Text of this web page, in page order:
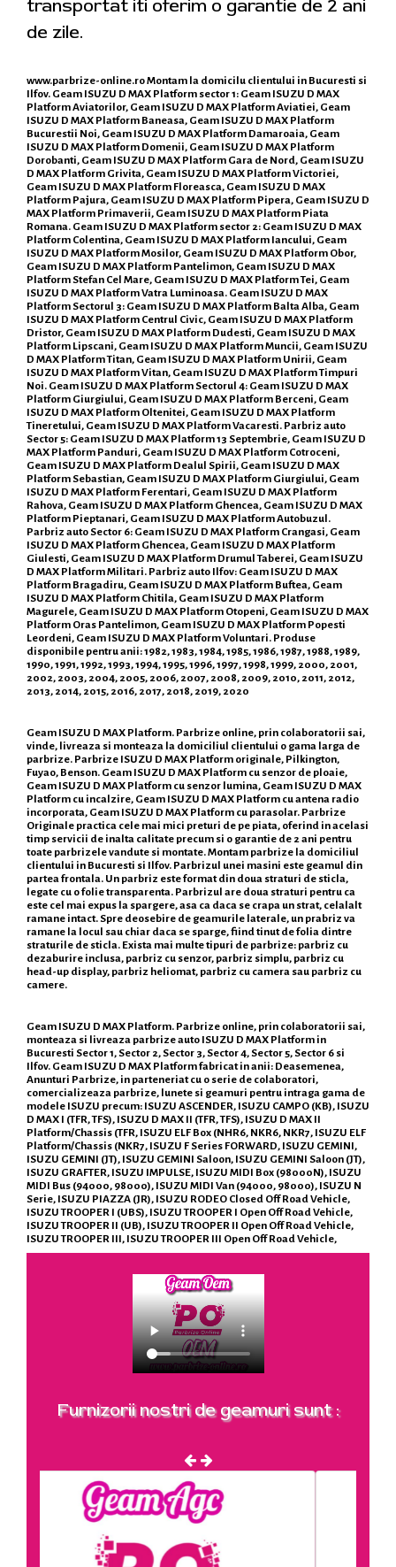
transportat iti oferim o garantie de 2 ani
de zile.
www.parbrize-online.roMontam la domicilu clientului in Bucuresti si
Ilfov. Geam ISUZU D MAX Platform sector 1: Geam ISUZU D MAX
Platform Aviatorilor, Geam ISUZU D MAX Platform Aviatiei, Geam
ISUZU D MAX Platform Baneasa, Geam ISUZU D MAX Platform
Bucurestii Noi, Geam ISUZU D MAX Platform Damaroaia, Geam
ISUZU D MAX Platform Domenii, Geam ISUZU D MAX Platform
Dorobanti, Geam ISUZU D MAX Platform Gara de Nord, Geam ISUZU
D MAX Platform Grivita, Geam ISUZU D MAX Platform Victoriei,
Geam ISUZU D MAX Platform Floreasca, Geam ISUZU D MAX
Platform Pajura, Geam ISUZU D MAX Platform Pipera, Geam ISUZU D
MAX Platform Primaverii, Geam ISUZU D MAX Platform Piata
Romana. Geam ISUZU D MAX Platform sector 2: Geam ISUZU D MAX
Platform Colentina, Geam ISUZU D MAX Platform Iancului, Geam
ISUZU D MAX Platform Mosilor, Geam ISUZU D MAX Platform Obor,
Geam ISUZU D MAX Platform Pantelimon, Geam ISUZU D MAX
Platform Stefan Cel Mare, Geam ISUZU D MAX Platform Tei, Geam
ISUZU D MAX Platform Vatra Luminoasa. Geam ISUZU D MAX
Platform Sectorul 3: Geam ISUZU D MAX Platform Balta Alba, Geam
ISUZU D MAX Platform Centrul Civic, Geam ISUZU D MAX Platform
Dristor, Geam ISUZU D MAX Platform Dudesti, Geam ISUZU D MAX
Platform Lipscani, Geam ISUZU D MAX Platform Muncii, Geam ISUZU
D MAX Platform Titan, Geam ISUZU D MAX Platform Unirii, Geam
ISUZU D MAX Platform Vitan, Geam ISUZU D MAX Platform Timpuri
Noi. Geam ISUZU D MAX Platform Sectorul 4: Geam ISUZU D MAX
Platform Giurgiului, Geam ISUZU D MAX Platform Berceni, Geam
ISUZU D MAX Platform Oltenitei, Geam ISUZU D MAX Platform
Tineretului, Geam ISUZU D MAX Platform Vacaresti. Parbriz auto
Sector 5: Geam ISUZU D MAX Platform 13 Septembrie, Geam ISUZU D
MAX Platform Panduri, Geam ISUZU D MAX Platform Cotroceni,
Geam ISUZU D MAX Platform Dealul Spirii, Geam ISUZU D MAX
Platform Sebastian, Geam ISUZU D MAX Platform Giurgiului, Geam
ISUZU D MAX Platform Ferentari, Geam ISUZU D MAX Platform
Rahova, Geam ISUZU D MAX Platform Ghencea, Geam ISUZU D MAX
Platform Pieptanari, Geam ISUZU D MAX Platform Autobuzul.
Parbriz auto Sector 6: Geam ISUZU D MAX Platform Crangasi, Geam
ISUZU D MAX Platform Ghencea, Geam ISUZU D MAX Platform
Giulesti, Geam ISUZU D MAX Platform Drumul Taberei, Geam ISUZU
D MAX Platform Militari. Parbriz auto Ilfov: Geam ISUZU D MAX
Platform Bragadiru, Geam ISUZU D MAX Platform Buftea, Geam
ISUZU D MAX Platform Chitila, Geam ISUZU D MAX Platform
Magurele, Geam ISUZU D MAX Platform Otopeni, Geam ISUZU D MAX
Platform Oras Pantelimon, Geam ISUZU D MAX Platform Popesti
Leordeni, Geam ISUZU D MAX Platform Voluntari. Produse
disponibile pentru anii: 1982, 1983, 1984, 1985, 1986, 1987, 1988, 1989,
1990, 1991, 1992, 1993, 1994, 1995, 1996, 1997, 1998, 1999, 2000, 2001,
2002, 2003, 2004, 2005, 2006, 2007, 2008, 2009, 2010, 2011, 2012,
2013, 2014, 2015, 2016, 2017, 2018, 2019, 2020
Geam ISUZU D MAX Platform. Parbrize online, prin colaboratorii sai,
vinde, livreaza si monteaza la domiciliul clientului o gama larga de
parbrize. Parbrize ISUZU D MAX Platform originale, Pilkington,
Fuyao, Benson. Geam ISUZU D MAX Platform cu senzor de ploaie,
Geam ISUZU D MAX Platform cu senzor lumina, Geam ISUZU D MAX
Platform cu incalzire, Geam ISUZU D MAX Platform cu antena radio
incorporata, Geam ISUZU D MAX Platform cu parasolar. Parbrize
Originale practica cele mai mici preturi de pe piata, oferind in acelasi
timp servicii de inalta calitate precum si o garantie de 2 ani pentru
toate parbrizele vandute si montate. Montam parbrize la domiciliul
clientului in Bucuresti si Ilfov. Parbrizul unei masini este geamul din
partea frontala. Un parbriz este format din doua straturi de sticla,
legate cu o folie transparenta. Parbrizul are doua straturi pentru ca
este cel mai expus la spargere, asa ca daca se crapa un strat, celalalt
ramane intact. Spre deosebire de geamurile laterale, un prabriz va
ramane la locul sau chiar daca se sparge, fiind tinut de folia dintre
straturile de sticla. Exista mai multe tipuri de parbrize: parbriz cu
dezaburire inclusa, parbriz cu senzor, parbriz simplu, parbriz cu
head-up display, parbriz heliomat, parbriz cu camera sau parbriz cu
camere.
Geam ISUZU D MAX Platform. Parbrize online, prin colaboratorii sai,
monteaza si livreaza parbrize auto ISUZU D MAX Platform in
Bucuresti Sector 1, Sector 2, Sector 3, Sector 4, Sector 5, Sector 6 si
Ilfov. Geam ISUZU D MAX Platform fabricat in anii: Deasemenea,
Anunturi Parbrize, in parteneriat cu o serie de colaboratori,
comercializeaza parbrize, lunete si geamuri pentru intraga gama de
modele ISUZU precum: ISUZU ASCENDER, ISUZU CAMPO (KB), ISUZU
D MAX I (TFR, TFS), ISUZU D MAX II (TFR, TFS), ISUZU D MAX II
Platform/Chassis (TFR, ISUZU ELF Box (NHR6, NKR6, NKR7, ISUZU ELF
Platform/Chassis (NKR7, ISUZU F Series FORWARD, ISUZU GEMINI,
ISUZU GEMINI (JT), ISUZU GEMINI Saloon, ISUZU GEMINI Saloon (JT),
ISUZU GRAFTER, ISUZU IMPULSE, ISUZU MIDI Box (98000N), ISUZU
MIDI Bus (94000, 98000), ISUZU MIDI Van (94000, 98000), ISUZU N
Serie, ISUZU PIAZZA (JR), ISUZU RODEO Closed Off Road Vehicle,
ISUZU TROOPER I (UBS), ISUZU TROOPER I Open Off Road Vehicle,
ISUZU TROOPER II (UB), ISUZU TROOPER II Open Off Road Vehicle,
ISUZU TROOPER III, ISUZU TROOPER III Open Off Road Vehicle,
Furnizorii nostri de geamuri sunt :